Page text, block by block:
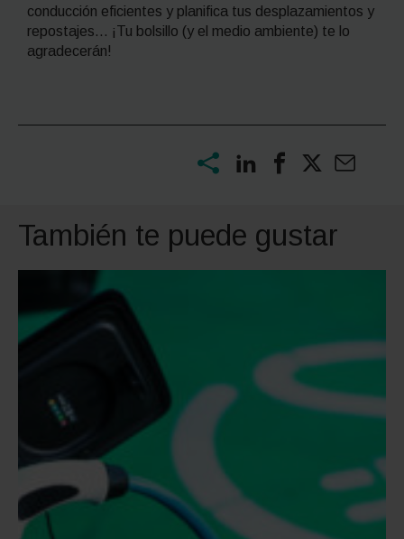
conducción eficientes y planifica tus desplazamientos y
repostajes… ¡Tu bolsillo (y el medio ambiente) te lo
agradecerán!
También te puede gustar